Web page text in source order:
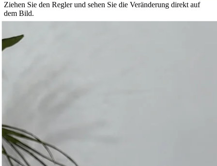
Ziehen Sie den Regler und sehen Sie die Veränderung direkt auf
dem Bild.